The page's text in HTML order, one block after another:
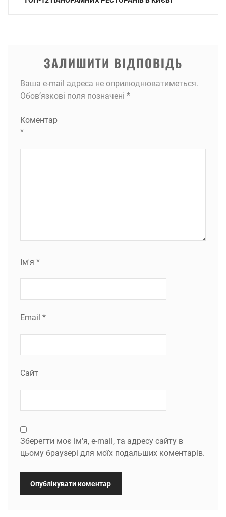
ЗАЛИШИТИ ВІДПОВІДЬ
Ваша e-mail адреса не оприлюднюватиметься.
Обов’язкові поля позначені *
Коментар
*
Ім'я *
Email *
Сайт
Зберегти моє ім'я, e-mail, та адресу сайту в
цьому браузері для моїх подальших коментарів.